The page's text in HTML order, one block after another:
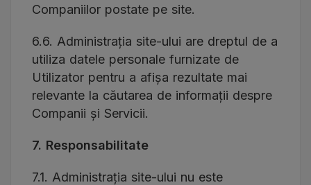
Companiilor postate pe site.
6.6. Administrația site-ului are dreptul de a
utiliza datele personale furnizate de
Utilizator pentru a afișa rezultate mai
relevante la căutarea de informații despre
Companii și Servicii.
7. Responsabilitate
7.1. Administrația site-ului nu este